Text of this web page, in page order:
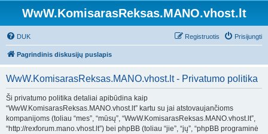
WwW.KomisarasReksas.MANO.vhost.lt
DUK Prisijungti
Registruotis
Pagrindinis diskusijų puslapis
WwW.KomisarasReksas.MANO.vhost.lt - Privatumo politika
Ši privatumo politika detaliai apibūdina kaip
“WwW.KomisarasReksas.MANO.vhost.lt” kartu su jai atstovaujančioms
kompanijoms (toliau “mes”, “mūsų”, “WwW.KomisarasReksas.MANO.vhost.lt”,
“http://rexforum.mano.vhost.lt”) bei phpBB (toliau “jie”, “jų”, “phpBB programinė